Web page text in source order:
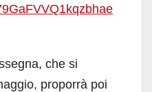
che si
proporrà poi